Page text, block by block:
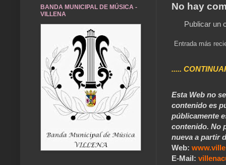
No hay
Publicar un
Entrada más
.....
Esta Web no
contenido es
públicamente
contenido. No
nueva a partir
Web:
E-Mail:
BANDA MUNICIPAL DE MÚSICA -
VILLENA